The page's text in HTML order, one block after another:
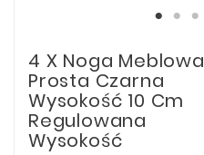
4 X Noga Meblowa
Prosta Czarna
Wysokość 10 Cm
Regulowana
Wysokość